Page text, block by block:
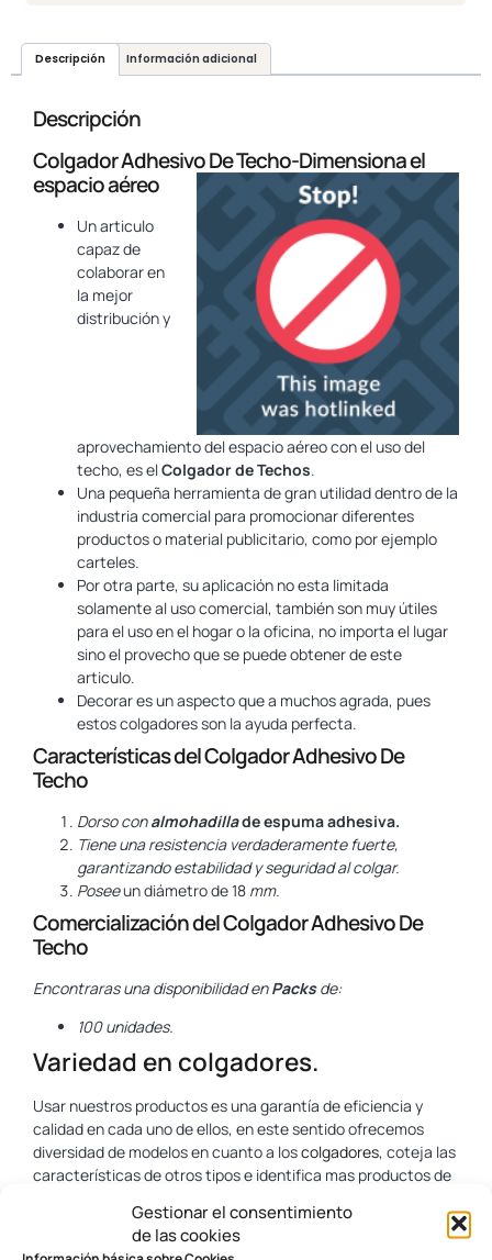
Gestionar el consentimiento
de las cookies
Descripción Información adicional
Descripción
Colgador Adhesivo De Techo-Dimensiona el
espacio aéreo
Un articulo
capaz de
colaborar en
la mejor
distribución y
aprovechamiento del espacio aéreo con el uso del
techo, es elColgador de Techos.
Una pequeña herramienta de gran utilidad dentro de la
industria comercial para promocionar diferentes
productos o material publicitario, como por ejemplo
carteles.
Por otra parte, su aplicación no esta limitada
solamente al uso comercial, también son muy útiles
para el uso en el hogar o la oficina, no importa el lugar
sino el provecho que se puede obtener de este
articulo.
Decorar es un aspecto que a muchos agrada, pues
estos colgadores son la ayuda perfecta.
Características del Colgador Adhesivo De
Techo
Dorso conalmohadillade espuma adhesiva.
Tiene una resistencia verdaderamente fuerte,
garantizando estabilidad y seguridad al colgar.
Poseeun diámetro de 18 mm.
Comercialización del Colgador Adhesivo De
Techo
Encontraras una disponibilidad enPacksde:
100 unidades.
Variedad en colgadores.
Usar nuestros productos es una garantía de eficiencia y
calidad en cada uno de ellos, en este sentido ofrecemos
diversidad de modelos en cuanto a loscolgadores, coteja las
características de otros tipos e identifica mas productos de